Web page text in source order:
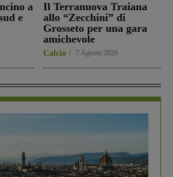
a
e
Il Terranuova Traiana
allo “Zecchini” di
Grosseto per una gara
amichevole
Calcio 7 Agosto 2026